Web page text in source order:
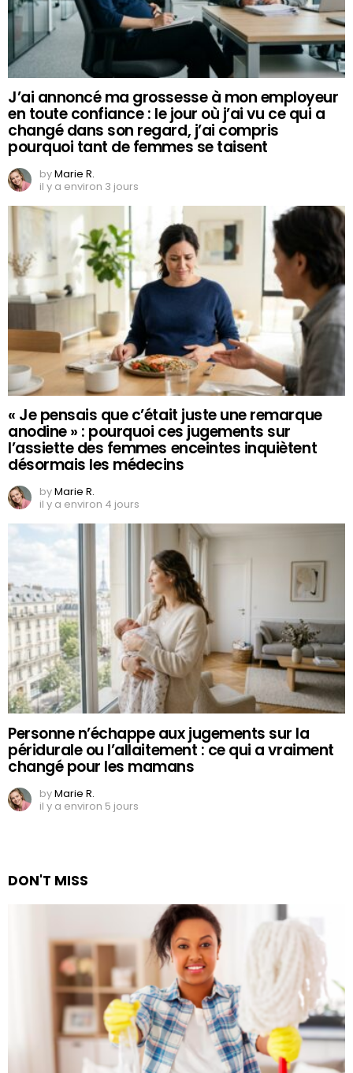
J’ai annoncé ma grossesse à mon employeur
en toute confiance : le jour où j’ai vu ce qui a
changé dans son regard, j’ai compris
pourquoi tant de femmes se taisent
byMarie R.
il y a environ 3 jours
« Je pensais que c’était juste une remarque
anodine » : pourquoi ces jugements sur
l’assiette des femmes enceintes inquiètent
désormais les médecins
byMarie R.
il y a environ 4 jours
Personne n’échappe aux jugements sur la
péridurale ou l’allaitement : ce qui a vraiment
changé pour les mamans
byMarie R.
il y a environ 5 jours
DON'T MISS